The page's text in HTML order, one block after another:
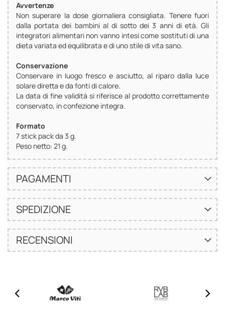
Avvertenze
Non superare la dose giornaliera consigliata. Tenere fuori
dalla portata dei bambini al di sotto dei 3 anni di età. Gli
integratori alimentari non vanno intesi come sostituti di una
dieta variata ed equilibrata e di uno stile di vita sano.
Conservazione
Conservare in luogo fresco e asciutto, al riparo dalla luce
solare diretta e da fonti di calore.
La data di fine validità si riferisce al prodotto correttamente
conservato, in confezione integra.
Formato
7 stick pack da 3 g.
Peso netto: 21 g.
PAGAMENTI
SPEDIZIONE
RECENSIONI